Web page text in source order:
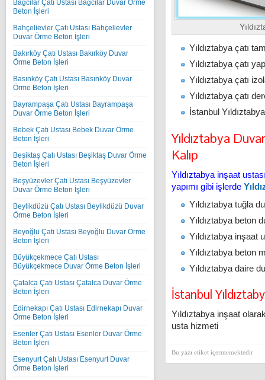
Bağcılar Çatı Ustası Bağcılar Duvar Örme
Beton İşleri
Bahçelievler Çatı Ustası Bahçelievler
Duvar Örme Beton İşleri
Bakırköy Çatı Ustası Bakırköy Duvar
Örme Beton İşleri
Basınköy Çatı Ustası Basınköy Duvar
Örme Beton İşleri
Bayrampaşa Çatı Ustası Bayrampaşa
Duvar Örme Beton İşleri
Bebek Çatı Ustası Bebek Duvar Örme
Beton İşleri
Beşiktaş Çatı Ustası Beşiktaş Duvar Örme
Beton İşleri
Beşyüzevler Çatı Ustası Beşyüzevler
Duvar Örme Beton İşleri
Beylikdüzü Çatı Ustası Beylikdüzü Duvar
Örme Beton İşleri
Beyoğlu Çatı Ustası Beyoğlu Duvar Örme
Beton İşleri
Büyükçekmece Çatı Ustası
Büyükçekmece Duvar Örme Beton İşleri
Çatalca Çatı Ustası Çatalca Duvar Örme
Beton İşleri
Edirnekapı Çatı Ustası Edirnekapı Duvar
Örme Beton İşleri
Esenler Çatı Ustası Esenler Duvar Örme
Beton İşleri
Esenyurt Çatı Ustası Esenyurt Duvar
Örme Beton İşleri
Yıldıztabya çatı
Yıldıztabya çatı
Yıldıztabya çatı
Yıldıztabya çatı
İstanbul
Yıldıztabya
Kalıp
Yıldıztabya inşaat
yapımı gibi işlerde
Yıldıztabya tuğla
Yıldıztabya beton
Yıldıztabya inşaat
Yıldıztabya beton
Yıldıztabya daire
İstanbul
Yıldıztabya inşaat
usta hizmeti
Bu yazı etiket içermemektedir